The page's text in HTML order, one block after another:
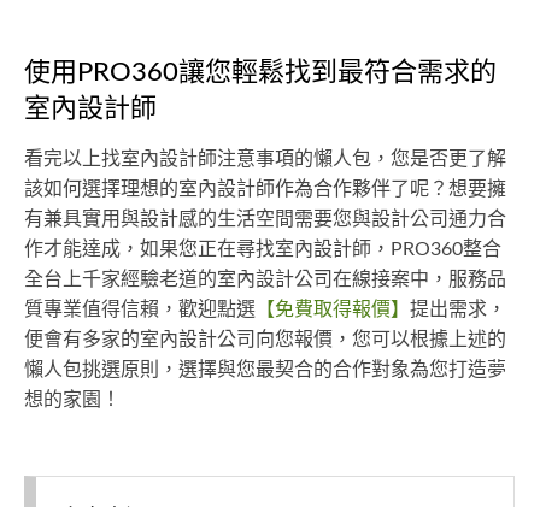
使用PRO360讓您輕鬆找到最符合需求的
室內設計師
看完以上找室內設計師注意事項的懶人包，您是否更了解
該如何選擇理想的室內設計師作為合作夥伴了呢？想要擁
有兼具實用與設計感的生活空間需要您與設計公司通力合
作才能達成，如果您正在尋找室內設計師，PRO360整合
全台上千家經驗老道的室內設計公司在線接案中，服務品
質專業值得信賴，歡迎點選 【免費取得報價】 提出需求，
便會有多家的室內設計公司向您報價，您可以根據上述的
懶人包挑選原則，選擇與您最契合的合作對象為您打造夢
想的家園！